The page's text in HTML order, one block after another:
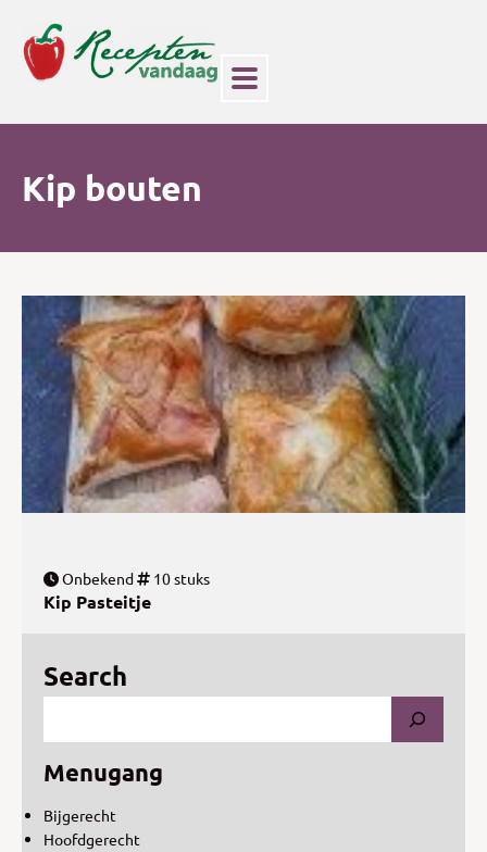
Kip bouten
Onbekend 10 stuks
Kip Pasteitje
Search
Menugang
Bijgerecht
Hoofdgerecht